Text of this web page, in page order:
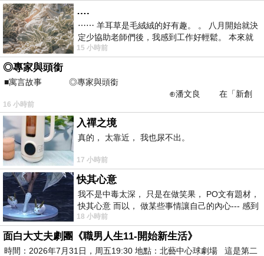
….
⋯⋯ 羊耳草是毛絨絨的好有趣。 。 八月開始就決
定少協助老師們後，我感到工作好輕鬆。 本來就
不是我的工作啊。 真
15 小時前
◎專家與頭銜
■寓言故事 ◎專家與頭銜
⊕潘文良 在「新創
之谷」裡——
16 小時前
入禪之境
真的， 太靠近， 我也尿不出。
17 小時前
快其心意
我不是中毒太深， 只是在做笑果， PO文有題材，
快其心意 而以， 做某些事情讓自己的內心--- 感到
愉快。
18 小時前
面白大丈夫劇團《職男人生11-開始新生活》
時間：2026年7月31日，周五19:30 地點：北藝中心球劇場 這是第二